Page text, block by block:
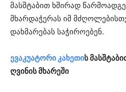
მასშტაბით ხშირად
მხარდაჭერას იმ
დახმარებას საჭიროებენ.
ევაკუატორი კახეთის
ღვინის მხარეში